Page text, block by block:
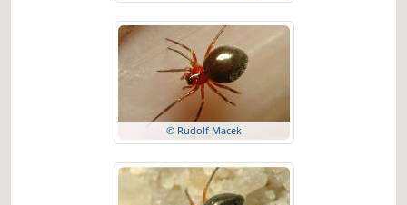
© Rudolf Macek